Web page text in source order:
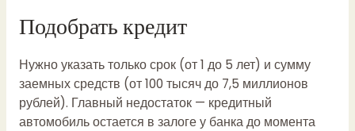
Подобрать кредит
Нужно указать только срок (от 1 до 5 лет) и сумму
заемных средств (от 100 тысяч до 7,5 миллионов
рублей). Главный недостаток — кредитный
автомобиль остается в залоге у банка до момента